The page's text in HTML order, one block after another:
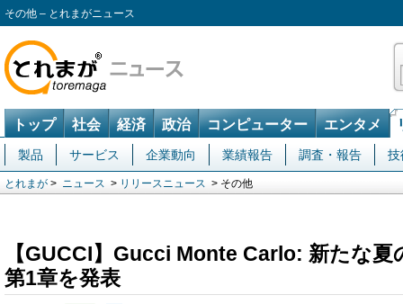
その他 – とれまがニュース
トップ 社会 経済 政治 コンピューター エンタメ
製品 サービス 企業動向 業績報告 調査・報告 技
とれまが > ニュース > リリースニュース > その他
【GUCCI】Gucci Monte Carlo: 新たな
第1章を発表